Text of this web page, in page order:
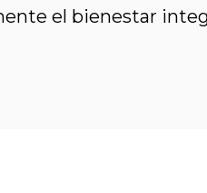
el bienestar